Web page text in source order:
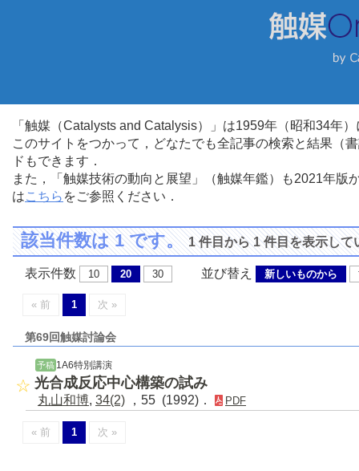
「触媒（Catalysts and Catalysis）」は1959年（昭和34年
このサイトをつかって，どなたでも全記事の検索と結果（
ドもできます．
また，「触媒技術の動向と展望」（触媒年鑑）も2021年
はこちら をご参照ください．
該当件数は 1 です。1 件目から 1 件目を表示して
表示件数 10 20 30 並び替え 新しいものから
« 前 1 次 »
第69回触媒討論会
予稿 1A6特別講演
光合成反応中心構築の試み
丸山和博, 34(2) ，55 (1992)． PDF
« 前 1 次 »